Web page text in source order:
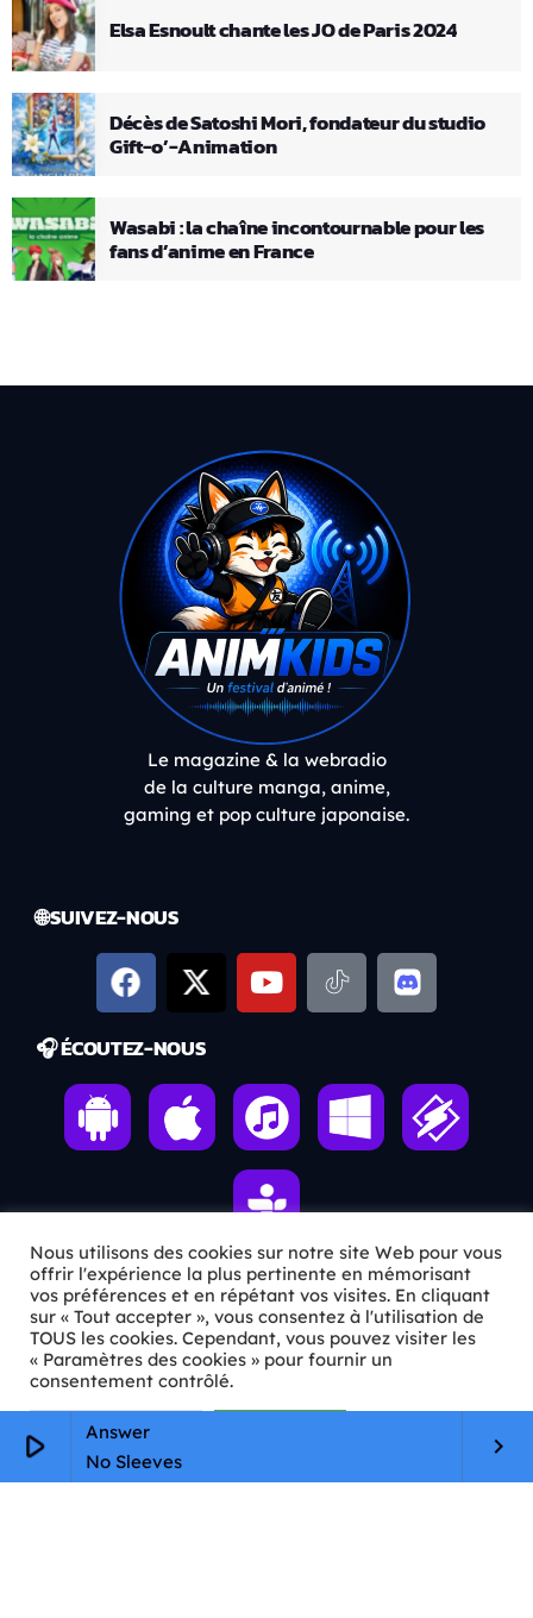
play_arrow
Answer
No Sleeves
keyboard_arrow_right
Elsa Esnoult chante les JO de Paris 2024
Décès de Satoshi Mori, fondateur du studio
Gift-o’-Animation
Wasabi : la chaîne incontournable pour les
fans d’anime en France
Le magazine & la webradio
de la culture manga, anime,
gaming et pop culture japonaise.
🌐 SUIVEZ-NOUS
🎧 ÉCOUTEZ-NOUS
ℹ️ INFOS PRATIQUES
✉️Contact
🦊Qui sommes-nous ?
📄
Mentions légales
Nous utilisons des cookies sur notre site Web pour vous
offrir l'expérience la plus pertinente en mémorisant
vos préférences et en répétant vos visites. En cliquant
sur « Tout accepter », vous consentez à l'utilisation de
TOUS les cookies. Cependant, vous pouvez visiter les
« Paramètres des cookies » pour fournir un
consentement contrôlé.
Paramètres Cookie